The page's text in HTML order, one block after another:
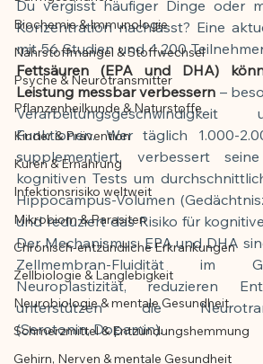
Der Artikel wurde mit
KI erstellt und
angegebenen Autor
Biochemie & Immunologie
Nährstoffmangel & Stoffwechsel
Psyche & Neurotransmitter
Pflanzenheilkunde & Naturstoffe
Kinder & Prävention
Kuren & Ernährung
Infektionsrisiko weltweit
Mikrobiom & Parasiten
Chronisch-entzündliche Erkrankungen
Zellbiologie & Langlebigkeit
Neurobiologie & mentale Gesundheit
Schmerzmittel & Entzündungshemmung
Gehirn, Nerven & mentale Gesundheit
Du vergisst häufiger Dinge oder
Konzentration nachlässt? Eine
mit 56 Studien und 4.200
Fettsäuren (EPA und DHA)
Leistung messbar verbessern –
Funktionen. Wer täglich 1.000-
supplementiert, verbessert
kognitiven Tests um
Hippocampus-Volumen
und reduziert das Risiko für
Der Mechanismus: EPA und DHA
Zellmembran-Fluidität im
Neuroplastizität, reduzieren
unterstützen die
(Serotonin, Dopamin).